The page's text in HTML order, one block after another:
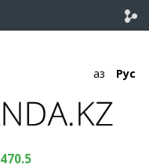
Қаз Рус
470.5470.5